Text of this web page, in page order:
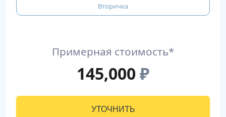
Вторичка
Примерная стоимость*
145,000₽
УТОЧНИТЬ